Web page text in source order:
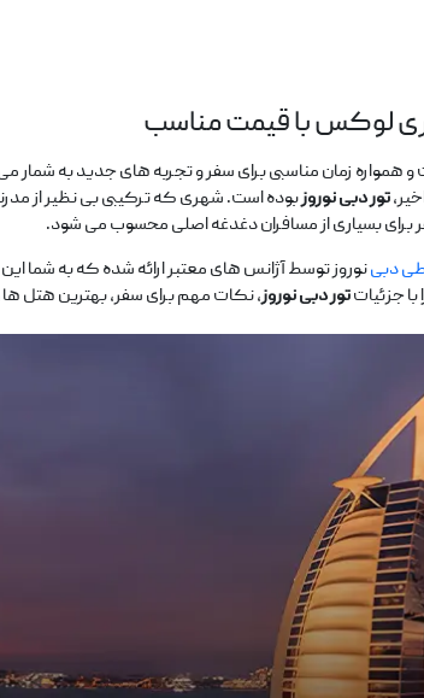
همواره زمان مناسبی برای سفر و تجربه‌ های جدید به شمار
تور دبی نوروزبوده است. شهری که ترکیبی بی ‌نظیر از
برای بسیاری از مسافران دغدغه اصلی محسوب می ‌شود.
دبینوروز توسط آژانس ‌های معتبر ارائه شده که به شما
با جزئیاتتور دبی نوروز، نکات مهم برای سفر، بهترین هتل